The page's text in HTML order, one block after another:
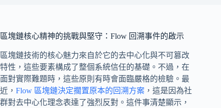
區塊鏈核心精神的挑戰與堅守：Flow 回溯事件的啟示
區塊鏈技術的核心魅力來自於它的去中心化與不可篡改
特性，這些要素構成了整個系統信任的基礎。不過，在
面對實際難題時，這些原則有時會面臨嚴格的檢驗。最
近， Flow 區塊鏈決定擱置原本的回溯方案 ，這是因為社
群對去中心化理念表達了強烈反對。這件事清楚顯示，